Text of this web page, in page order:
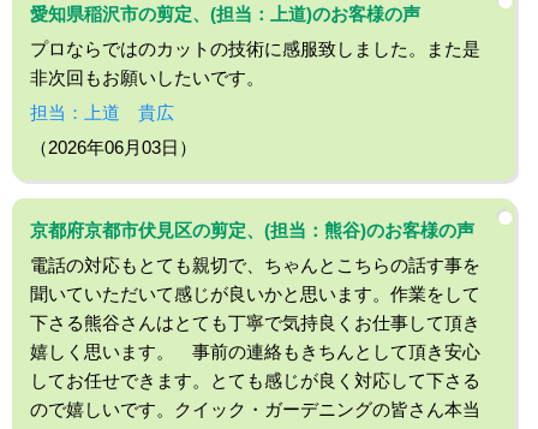
愛知県稲沢市の剪定、(担当：上道)のお客様の声
プロならではのカットの技術に感服致しました。また是
非次回もお願いしたいです。
担当：上道 貴広
（2026年06月03日）
京都府京都市伏見区の剪定、(担当：熊谷)のお客様の声
電話の対応もとても親切で、ちゃんとこちらの話す事を
聞いていただいて感じが良いかと思います。作業をして
下さる熊谷さんはとても丁寧で気持良くお仕事して頂き
嬉しく思います。 事前の連絡もきちんとして頂き安心
してお任せできます。とても感じが良く対応して下さる
ので嬉しいです。クイック・ガーデニングの皆さん本当